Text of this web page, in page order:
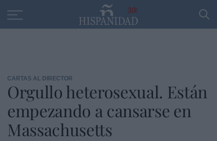
30
CARTAS AL DIRECTOR
Orgullo heterosexual. Están
empezando a cansarse en
Massachusetts